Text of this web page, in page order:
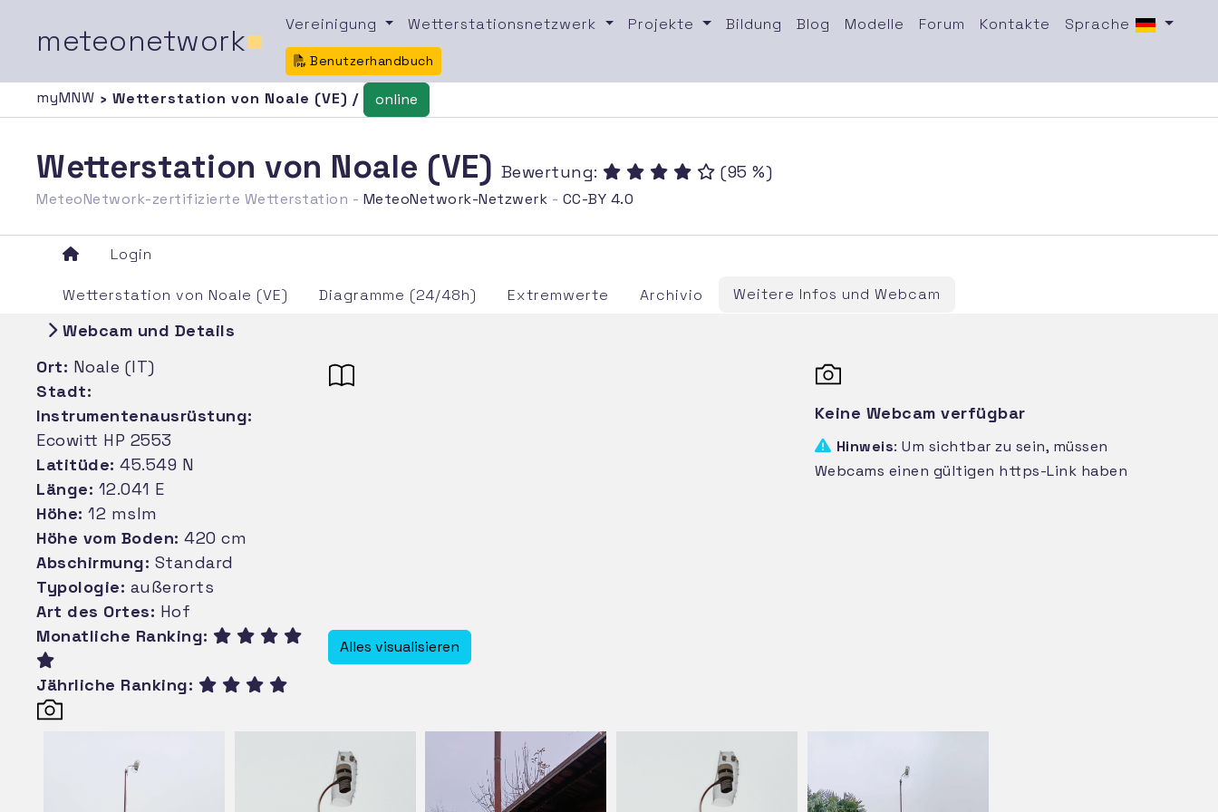
meteonetwork■ Vereinigung Wetterstationsnetzwerk Projekte Bildung Blog Modelle Forum Kontakte Sprache
Benutzerhandbuch
myMNW › Wetterstation von Noale (VE) / online
Wetterstation von Noale (VE) Bewertung: (95 %)
MeteoNetwork-zertifizierte Wetterstation - MeteoNetwork-Netzwerk - CC-BY 4.0
Login
Wetterstation von Noale (VE) Diagramme (24/48h) Extremwerte Archivio Weitere Infos und Webcam
Webcam und Details
Ort: Noale (IT)
Stadt:
Instrumentenausrüstung:
Ecowitt HP 2553
Latitüde: 45.549 N
Länge: 12.041 E
Höhe: 12 mslm
Höhe vom Boden: 420 cm
Abschirmung: Standard
Typologie: außerorts
Art des Ortes: Hof
Monatliche Ranking:
Jährliche Ranking:
Alles visualisieren
Keine Webcam verfügbar
Hinweis: Um sichtbar zu sein, müssen
Webcams einen gültigen https-Link haben